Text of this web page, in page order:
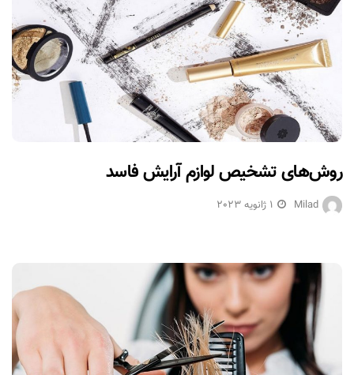
روش‌های تشخیص لوازم آرایش فاسد
Milad 1 ژانویه 2023